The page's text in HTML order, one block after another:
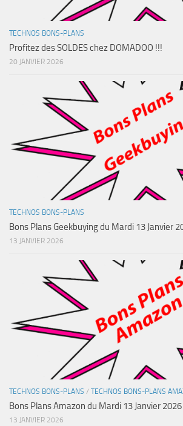
TECHNOS BONS-PLANS
Profitez des SOLDES chez DOMADOO !!!
20 JANVIER 2026
TECHNOS BONS-PLANS
Bons Plans Geekbuying du Mardi 13 Janvier
13 JANVIER 2026
TECHNOS BONS-PLANS / TECHNOS BONS-PLANS
Bons Plans Amazon du Mardi 13 Janvier 2026
13 JANVIER 2026